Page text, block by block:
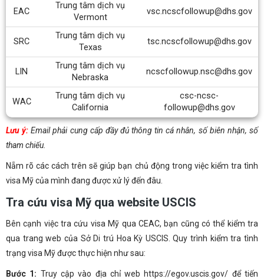
EAC
Trung tâm dịch vụ
Vermont
vsc.ncscfollowup@dhs.gov
SRC
Trung tâm dịch vụ
Texas
tsc.ncscfollowup@dhs.gov
LIN
Trung tâm dịch vụ
Nebraska
ncscfollowup.nsc@dhs.gov
WAC
Trung tâm dịch vụ
California
csc-ncsc-
followup@dhs.gov
Lưu ý: Email phải cung cấp đầy đủ thông tin cá nhân, số biên nhận, số
tham chiếu.
Nẵm rõ các cách trên sẽ giúp bạn chủ động trong việc kiểm tra tình
visa Mỹ của mình đang được xử lý đến đâu.
Tra cứu visa Mỹ qua website USCIS
Bên cạnh việc tra cứu visa Mỹ qua CEAC, bạn cũng có thể kiểm tra
qua trang web của Sở Di trú Hoa Kỳ USCIS. Quy trình kiểm tra tình
trạng visa Mỹ được thực hiện như sau:
Bước 1: Truy cập vào địa chỉ web https://egov.uscis.gov/ để tiến